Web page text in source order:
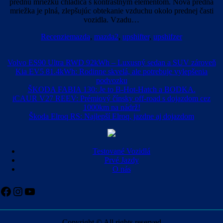
mriežka je plná, zlepšujúc obtekanie vzduchu okolo prednej časti
vozidla. Vzadu…
Recenziemazda, mazda2, upshifter, upshifzer
Volvo ES90 Ultra RWD 92kWh – Luxusný sedan a SUV zároveň
Kia EV5 81.4kWh: Rodinne skvelá, ale potrebuje vylepšenia
podvozku
ŠKODA FABIA 130: Je to B-Hot-Hatch a BODKA.
iCAUR V27 REEV: Prémiový čínsky off-road s dojazdom cez
1000km na nádrž!
Škoda Elroq RS: Najlepší Elroq, jazdne aj dojazdom
Testované Vozidlá
Prvé Jazdy
O nás
Facebook
Instagram
YouTube